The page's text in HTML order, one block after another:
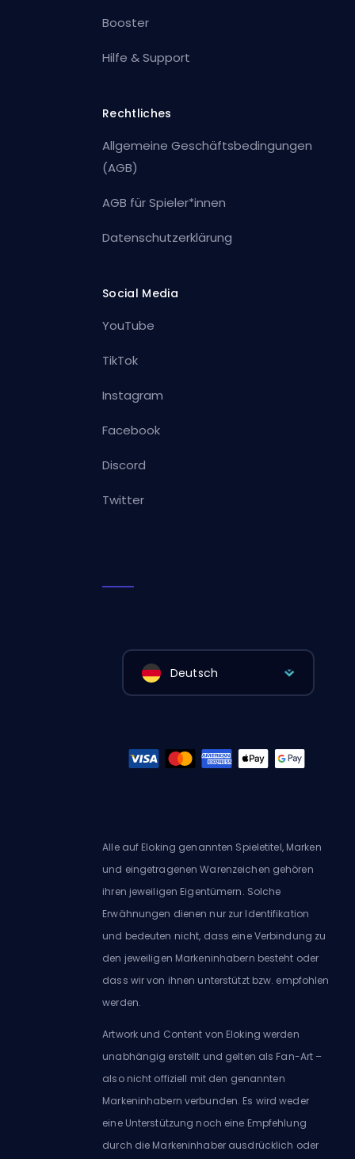
Booster
Hilfe & Support
Rechtliches
Allgemeine Geschäftsbedingungen
(AGB)
AGB für Spieler*innen
Datenschutzerklärung
Social Media
YouTube
TikTok
Instagram
Facebook
Discord
Twitter
Deutsch
Alle auf Eloking genannten Spieletitel, Marken
und eingetragenen Warenzeichen gehören
ihren jeweiligen Eigentümern. Solche
Erwähnungen dienen nur zur Identifikation
und bedeuten nicht, dass eine Verbindung zu
den jeweiligen Markeninhabern besteht oder
dass wir von ihnen unterstützt bzw. empfohlen
werden.
Artwork und Content von Eloking werden
unabhängig erstellt und gelten als Fan-Art –
also nicht offiziell mit den genannten
Markeninhabern verbunden. Es wird weder
eine Unterstützung noch eine Empfehlung
durch die Markeninhaber ausdrücklich oder